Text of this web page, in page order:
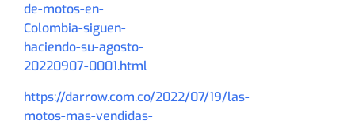
de-motos-en-
Colombia-siguen-
haciendo-su-agosto-
20220907-0001.html
https://darrow.com.co/2022/07/19/las-
motos-mas-vendidas-